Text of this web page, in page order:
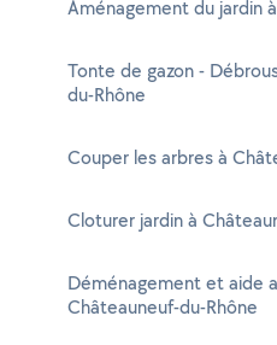
Aménagement du jardin
Tonte de gazon -
du-Rhône
Couper les arbres à
Cloturer jardin à
Déménagement et aide
Châteauneuf-du-Rhône